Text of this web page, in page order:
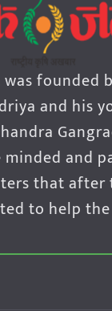
was founded
and his
and
that after
to help